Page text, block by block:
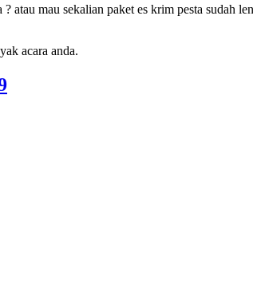
mau sekalian paket es krim pesta sudah
acara anda.